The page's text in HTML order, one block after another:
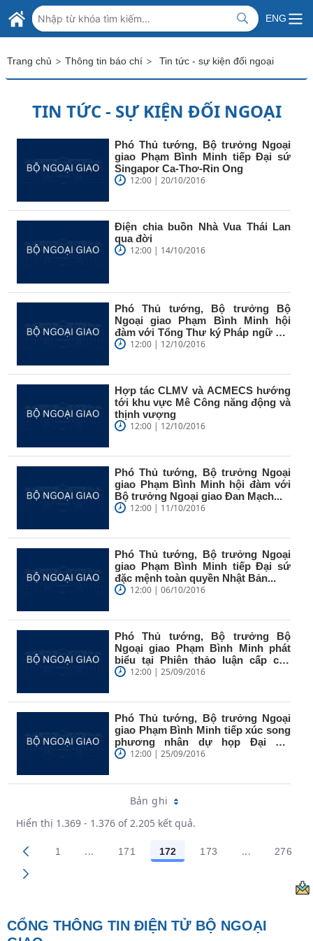
Skip to Main Content
BỘ NGOẠI GIAO VIỆT NAM
MINISTRY OF FOREIGN AFFAIRS
ENG
Trang chủ > Thông tin báo chí > Tin tức - sự kiện đối ngoại
TIN TỨC - SỰ KIỆN ĐỐI NGOẠI
Phó Thủ tướng, Bộ trưởng Ngoại
giao Phạm Bình Minh tiếp Đại sứ
Singapor Ca-Thơ-Rin Ong
12:00 | 20/10/2016
Điện chia buồn Nhà Vua Thái Lan
qua đời
12:00 | 14/10/2016
Phó Thủ tướng, Bộ trưởng Bộ
Ngoại giao Phạm Bình Minh hội
đàm với Tổng Thư ký Pháp ngữ Mi-
ca-en...12:00 | 12/10/2016
Hợp tác CLMV và ACMECS hướng
tới khu vực Mê Công năng động và
thịnh vượng
12:00 | 12/10/2016
Phó Thủ tướng, Bộ trưởng Ngoại
giao Phạm Bình Minh hội đàm với
Bộ trưởng Ngoại giao Đan Mạch...
12:00 | 11/10/2016
Phó Thủ tướng, Bộ trưởng Ngoại
giao Phạm Bình Minh tiếp Đại sứ
đặc mệnh toàn quyền Nhật Bản...
12:00 | 06/10/2016
Phó Thủ tướng, Bộ trưởng Bộ
Ngoại giao Phạm Bình Minh phát
biểu tại Phiên thảo luận cấp cao
Khóa...12:00 | 25/09/2016
Phó Thủ tướng, Bộ trưởng Ngoại
giao Phạm Bình Minh tiếp xúc song
phương nhân dự họp Đại hội
đồng...12:00 | 25/09/2016
Bản ghi
Hiển thị 1.369 - 1.376 of 2.205 kết quả.
Các trang trên cổng
1 ...Trang trung gian Use TAB to navigate.
Các trang trên cổng
171 Các trang trên cổng
172 Các trang trên cổng
173 ...Trang trung
Các
276
CỔNG THÔNG TIN ĐIỆN TỬ BỘ NGOẠI